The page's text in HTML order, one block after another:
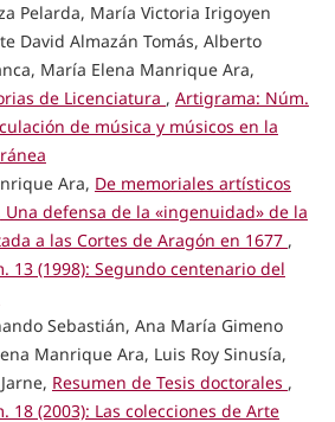
Pelarda, María Victoria Irigoyen
David Almazán Tomás, Alberto
María Elena Manrique Ara,
de Licenciatura , Artigrama: Núm.
de música y músicos en la
Ara, De memoriales artísticos
Una defensa de la «ingenuidad» de la
a las Cortes de Aragón en 1677 ,
13 (1998): Segundo centenario del
Sebastián, Ana María Gimeno
Manrique Ara, Luis Roy Sinusía,
Resumen de Tesis doctorales ,
18 (2003): Las colecciones de Arte